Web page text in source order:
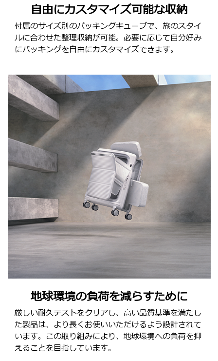
自由にカスタマイズ可能な収納
付属のサイズ別のパッキングキューブで、旅のスタイ
ルに合わせた整理収納が可能。必要に応じて自分好み
にパッキングを自由にカスタマイズできます。
地球環境の負荷を減らすために
厳しい耐久テストをクリアし、高い品質基準を満たし
た製品は、より長くお使いいただけるよう設計されて
います。この取り組みにより、地球環境への負荷を抑
えることを目指しています。